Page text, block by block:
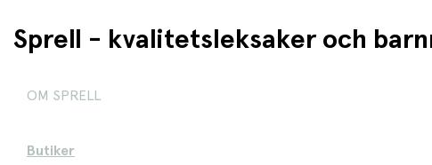
Sprell - kvalitetsleksaker och
OM SPRELL
Butiker